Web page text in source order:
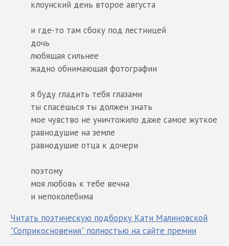
клоунский день второе августа
и где-то там сбоку под лестницей
дочь
любящая сильнее
жадно обнимающая фотографии
я буду гладить тебя глазами
ты спасёшься ты должен знать
мое чувство не уничтожило даже самое жуткое
равнодушие на земле
равнодушие отца к дочери
поэтому
моя любовь к тебе вечна
и непоколебима
Читать поэтическую подборку Кати Малиновской
"Соприкосновения" полностью на сайте премии